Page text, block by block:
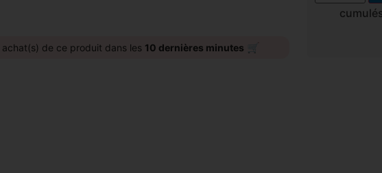
achat(s) de ce produit dans les 10 dernières minutes 🛒